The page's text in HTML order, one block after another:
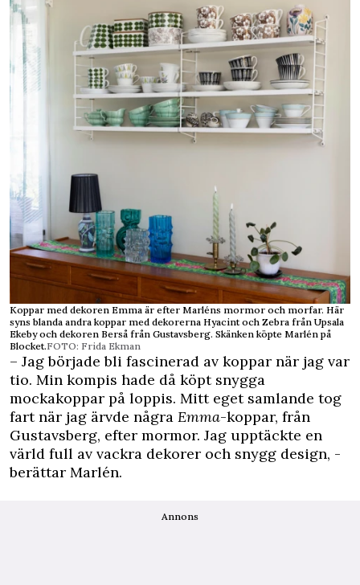
Koppar med dekoren Emma är efter Marléns mormor och morfar. Här
syns blanda andra koppar med dekorerna Hyacint och Zebra från Upsala
Ekeby och dekoren Berså från Gustavsberg. Skänken köpte Marlén på
Blocket.FOTO: Frida Ekman
– Jag började bli fascinerad av koppar när jag var
tio. Min kompis hade då köpt snygga
mockakoppar på loppis. Mitt eget samlande tog
fart när jag ärvde några Emma-koppar, från
Gustavsberg, efter mormor. Jag upptäckte en
värld full av vackra dekorer och snygg design, ­
berättar Marlén.
Annons